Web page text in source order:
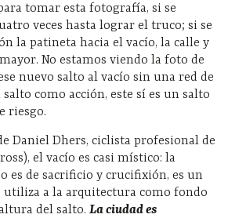
tomar esta fotografía, si se
veces hasta lograr el truco; si se
la patineta hacia el vacío, la calle y
No estamos viendo la foto de
nuevo salto al vacío sin una red de
como acción, este sí es un salto
riesgo.
Daniel Dhers, ciclista profesional de
el vacío es casi místico: la
es de sacrificio y crucifixión, es un
utiliza a la arquitectura como fondo
del salto. La ciudad es